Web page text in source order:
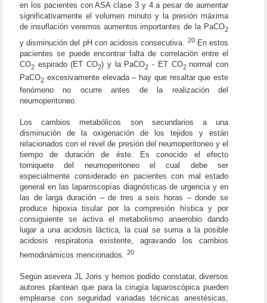
en los pacientes con ASA clase 3 y 4 a pesar de aumentar
significativamente el volumen minuto y la presión máxima
de insuflación veremos aumentos importantes de la PaCO2
y disminución del pH con acidosis consecutiva. 20En estos
pacientes se puede encontrar falta de correlación entre el
CO2 espirado (ET CO2) y la PaCO2 - ET CO2 normal con
PaCO2 excesivamente elevada – hay que resaltar que este
fenómeno no ocurre antes de la realización del
neumoperitoneo.
Los cambios metabólicos son secundarios a una
disminución de la oxigenación de los tejidos y están
relacionados con el nivel de presión del neumoperitoneo y el
tiempo de duración de éste. Es conocido el efecto
torniquete del neumoperitoneo el cual debe ser
especialmente considerado en pacientes con mal estado
general en las laparoscopías diagnósticas de urgencia y en
las de larga duración – de tres a seis horas – donde se
produce hipoxia tisular por la compresión hística y por
consiguiente se activa el metabolismo anaerobio dando
lugar a una acidosis láctica, la cual se suma a la posible
acidosis respiratoria existente, agravando los cambios
hemodinámicos mencionados.
20
Según asevera JL Joris y hemos podido constatar, diversos
autores plantean que para la cirugía laparoscópica pueden
emplearse con seguridad variadas técnicas anestésicas,